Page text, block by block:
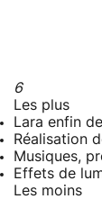
6
Les plus
Lara enfin
Réalisation
Musiques,
Effets de
Les moins